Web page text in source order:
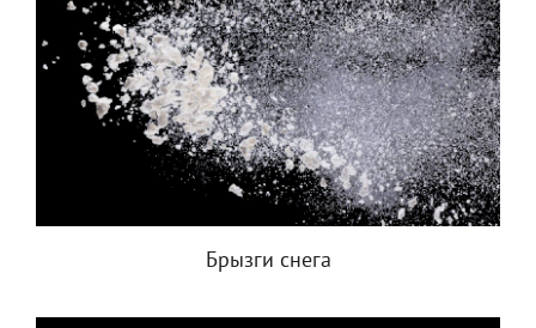
Брызги снега